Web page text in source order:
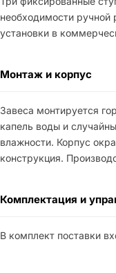
необходимости ручной
установки в
Монтаж и корпус
Завеса монтируется
капель воды и
влажности. Корпус
конструкция.
Комплектация и
В комплект поставки